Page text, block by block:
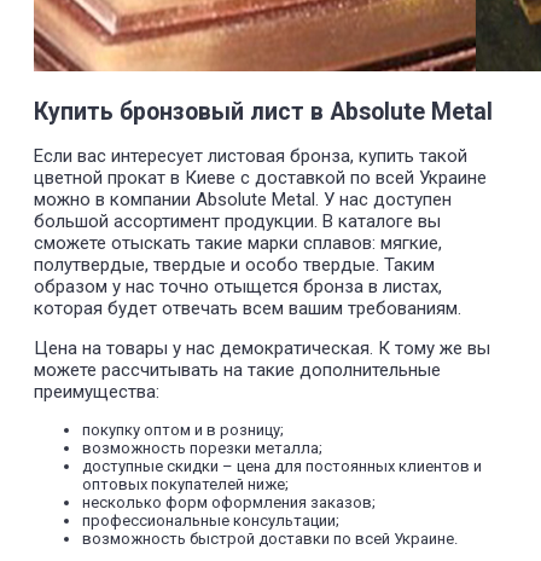
Купить бронзовый лист в Absolute Metal
Если вас интересует листовая бронза, купить такой
цветной прокат в Киеве с доставкой по всей Украине
можно в компании Absolute Metal. У нас доступен
большой ассортимент продукции. В каталоге вы
сможете отыскать такие марки сплавов: мягкие,
полутвердые, твердые и особо твердые. Таким
образом у нас точно отыщется бронза в листах,
которая будет отвечать всем вашим требованиям.
Цена на товары у нас демократическая. К тому же вы
можете рассчитывать на такие дополнительные
преимущества:
покупку оптом и в розницу;
возможность порезки металла;
доступные скидки – цена для постоянных клиентов и
оптовых покупателей ниже;
несколько форм оформления заказов;
профессиональные консультации;
возможность быстрой доставки по всей Украине.